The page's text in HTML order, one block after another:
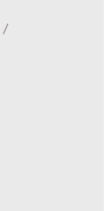
/